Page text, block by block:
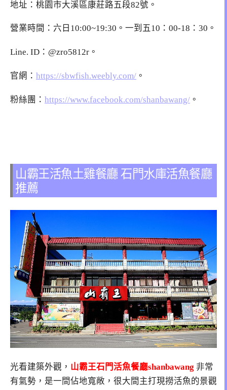
地址：桃園市大溪區康莊路五段82號。
營業時間：六日10:00~19:30。一到五10：00-18：30。
Line. ID：@zro5812r。
官網： https://sbwfish.weebly.com/ 。
粉絲團： https://www.facebook.com/shanbawang/ 。
山霸王活魚土雞餐廳 石門水庫活魚餐廳
推薦
光看建築外觀， 山霸王石門活魚餐廳shanbawang 非常
有氣勢，是一間佔地寬敞，很大間主打現撈活魚的景觀